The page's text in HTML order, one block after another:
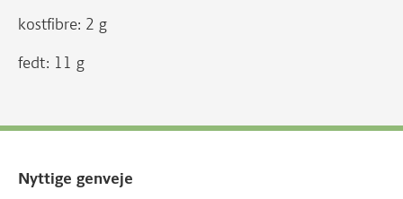
kostfibre: 2 g
fedt: 11 g
Nyttige genveje